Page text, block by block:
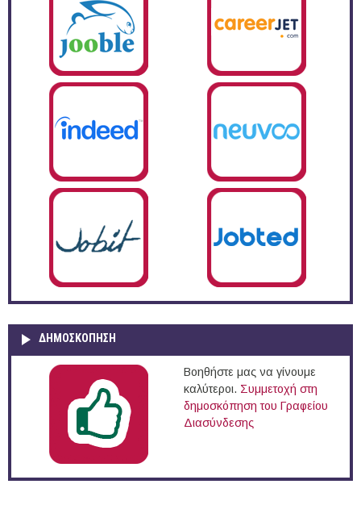
ΔΗΜΟΣΚΌΠΗΣΗ
Βοηθήστε μας να γίνουμε
καλύτεροι. Συμμετοχή στη
δημοσκόπηση του Γραφείου
Διασύνδεσης